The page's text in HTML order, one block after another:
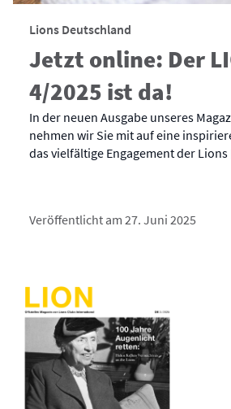
Lions Deutschland
Jetzt online: Der
4/2025 ist da!
In der neuen Ausgabe unseres
nehmen wir Sie mit auf eine
das vielfältige Engagement der Lions
Veröffentlicht am 27. Juni 2025